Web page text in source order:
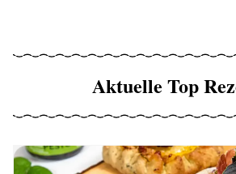
Aktuelle Top